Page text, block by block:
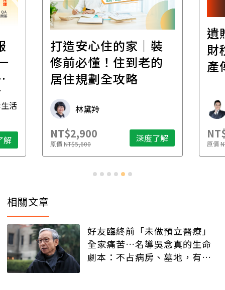
活
解
打造安心住的家｜裝
修前必懂！住到老的
居住規劃全攻略
林黛羚
NT$2,900
原價NT$5,600 深度了解
遺
財
產
原價
相關文章
好友臨終前「未做預立醫療」
全家痛苦…名導吳念真的生命
劇本：不占病房、墓地，有人